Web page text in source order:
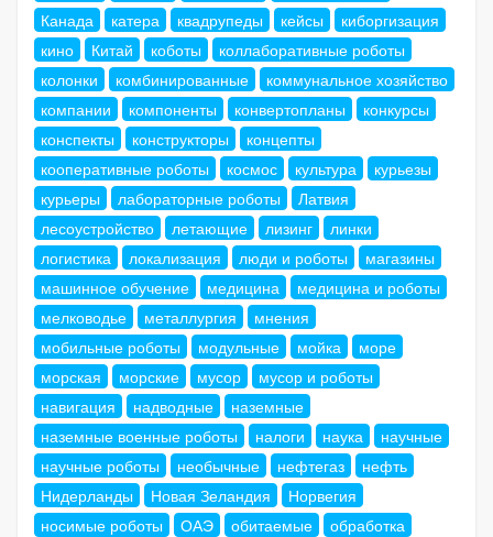
Канада
катера квадрупеды кейсы
киборгизация
кино
Китай коботы
коллаборативные роботы
колонки
комбинированные
коммунальное хозяйство
компании
компоненты конвертопланы
конкурсы
конспекты
конструкторы
концепты
кооперативные роботы
космос культура
курьезы
курьеры
лабораторные роботы
Латвия
лесоустройство
летающие лизинг
линки
логистика
локализация люди и роботы
магазины
машинное обучение
медицина
медицина и роботы
мелководье
металлургия
мнения
мобильные роботы
модульные мойка
море
морская
морские мусор
мусор и роботы
навигация
надводные
наземные
наземные военные роботы
налоги наука
научные
научные роботы
необычные нефтегаз
нефть
Нидерланды
Новая Зеландия
Норвегия
носимые роботы
ОАЭ обитаемые
обработка